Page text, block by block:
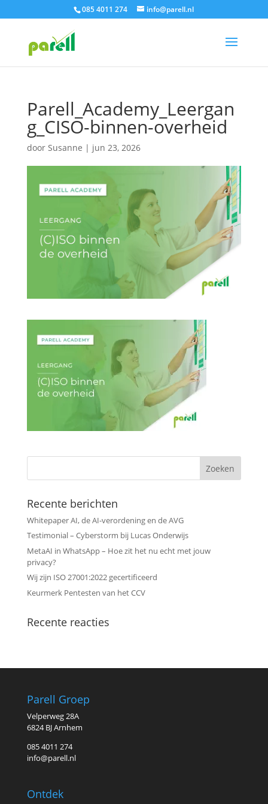
085 4011 274 info@parell.nl
Parell_Academy_Leergan
g_CISO-binnen-overheid
door Susanne | jun 23, 2026
Recente berichten
Whitepaper AI, de AI-verordening en de AVG
Testimonial – Cyberstorm bij Lucas Onderwijs
MetaAI in WhatsApp – Hoe zit het nu echt met jouw
privacy?
Wij zijn ISO 27001:2022 gecertificeerd
Keurmerk Pentesten van het CCV
Recente reacties
Parell Groep
Velperweg 28A
6824 BJ Arnhem
085 4011 274
info@parell.nl
Ontdek